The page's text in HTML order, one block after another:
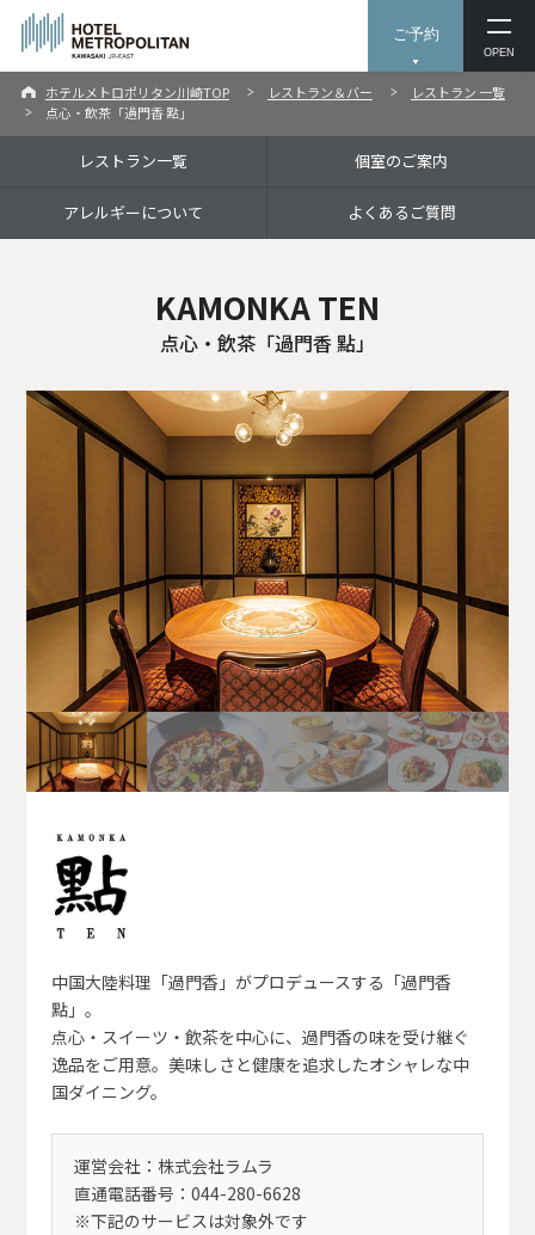
ご予約
OPEN
ホテルメトロポリタン川崎TOP レストラン＆バー
レストラン 一覧
点心・飲茶「過門香 點」
レストラン一覧 個室のご案内
アレルギーについて よくあるご質問
KAMONKA TEN
点心・飲茶「過門香 點」
中国大陸料理「過門香」がプロデュースする「過門香
點」。
点心・スイーツ・飲茶を中心に、過門香の味を受け継ぐ
逸品をご用意。美味しさと健康を追求したオシャレな中
国ダイニング。
運営会社：株式会社ラムラ
直通電話番号：044-280-6628
※下記のサービスは対象外です